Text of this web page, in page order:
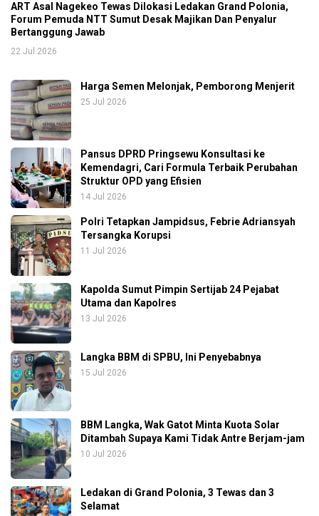
ART Asal Nagekeo Tewas Dilokasi Ledakan Grand Polonia,
Forum Pemuda NTT Sumut Desak Majikan Dan Penyalur
Bertanggung Jawab
22 Jul 2026
Harga Semen Melonjak, Pemborong Menjerit
25 Jul 2026
Pansus DPRD Pringsewu Konsultasi ke
Kemendagri, Cari Formula Terbaik Perubahan
Struktur OPD yang Efisien
14 Jul 2026
Polri Tetapkan Jampidsus, Febrie Adriansyah
Tersangka Korupsi
11 Jul 2026
Kapolda Sumut Pimpin Sertijab 24 Pejabat
Utama dan Kapolres
13 Jul 2026
Langka BBM di SPBU, Ini Penyebabnya
15 Jul 2026
BBM Langka, Wak Gatot Minta Kuota Solar
Ditambah Supaya Kami Tidak Antre Berjam-jam
10 Jul 2026
Ledakan di Grand Polonia, 3 Tewas dan 3
Selamat